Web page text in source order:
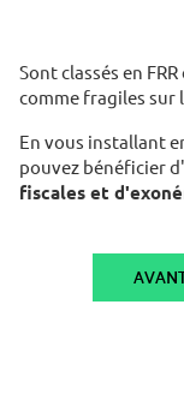
Sont classés en
comme fragiles sur
En vous installant
pouvez bénéficier
fiscales et